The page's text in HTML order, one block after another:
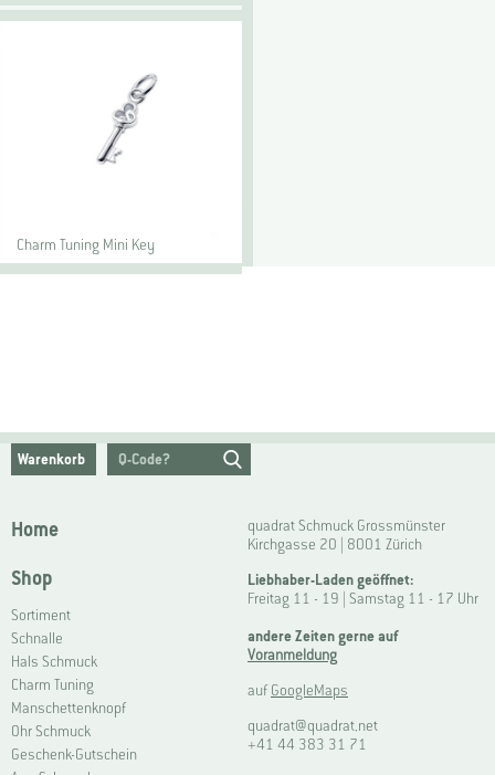
Charm Tuning Mini Key
Warenkorb
Home
Shop
Sortiment
Schnalle
Hals Schmuck
Charm Tuning
Manschettenknopf
Ohr Schmuck
Geschenk-Gutschein
quadrat Schmuck Grossmünster
Kirchgasse 20 | 8001 Zürich
Liebhaber-Laden geöffnet:
Freitag 11 - 19 | Samstag 11 - 17 Uhr
andere Zeiten gerne auf
Voranmeldung
auf GoogleMaps
quadrat@quadrat.net
+41 44 383 31 71